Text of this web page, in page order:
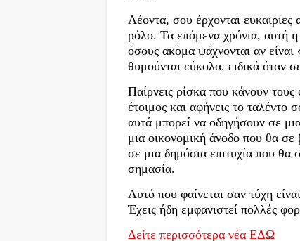
Λέοντα, σου έρχονται
ρόλο. Τα επόμενα χρόνια, αυτή η
όσους ακόμα ψάχνονται αν είναι
θυμούνται εύκολα, ειδικά όταν
Παίρνεις ρίσκα που κάνουν τους
έτοιμος και αφήνεις το
αυτά μπορεί να οδηγήσουν σε
μια οικονομική άνοδο που θα σε
σε μια δημόσια επιτυχία που θα
σημασία.
Αυτό που φαίνεται σαν τύχη
Έχεις ήδη εμφανιστεί πολλές
Δείτε περισσότερα νέα ΕΔΩ